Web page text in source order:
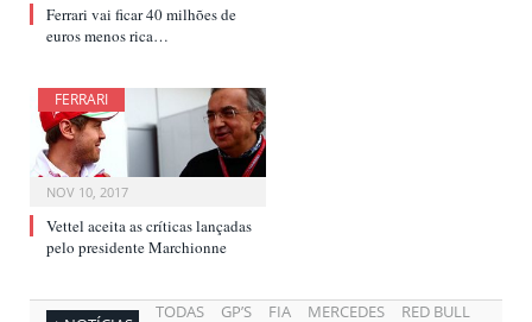
Ferrari vai ficar 40 milhões de
euros menos rica…
FERRARI
NOV 10, 2017
Vettel aceita as críticas lançadas
pelo presidente Marchionne
TODAS GP’S FIA MERCEDES
RED BULL